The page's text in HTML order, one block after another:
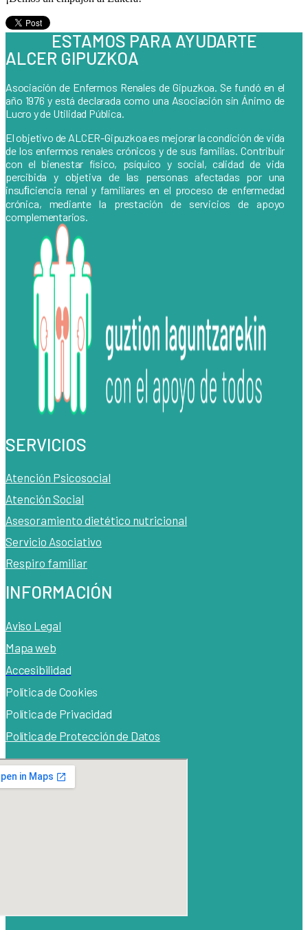
ESTAMOS PARA AYUDARTE
ALCER GIPUZKOA
Asociación de Enfermos Renales de Gipuzkoa. Se fundó en el
año 1976 y está declarada como una Asociación sin Ánimo de
Lucro y de Utilidad Pública.
El objetivo de ALCER-Gipuzkoa es mejorar la condición de vida
de los enfermos renales crónicos y de sus familias. Contribuir
con el bienestar físico, psíquico y social, calidad de vida
percibida y objetiva de las personas afectadas por una
insuﬁciencia renal y familiares en el proceso de enfermedad
crónica, mediante la prestación de servicios de apoyo
complementarios.
SERVICIOS
Atención Psicosocial
Atención Social
Asesoramiento dietético nutricional
Servicio Asociativo
Respiro familiar
INFORMACIÓN
Aviso Legal
Mapa web
Accesibilidad
Política de Cookies
Política de Privacidad
Política de Protección de Datos